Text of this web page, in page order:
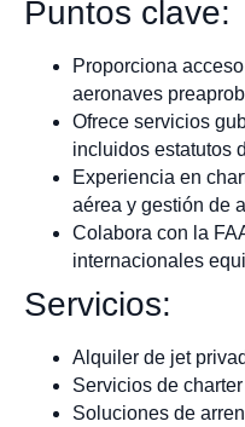
Puntos clave:
Proporciona
aeronaves
Ofrece servicios
incluidos estatutos
Experiencia en
aérea y gestión de
Colabora con la
internacionales
Servicios:
Alquiler de jet
Servicios de
Soluciones de